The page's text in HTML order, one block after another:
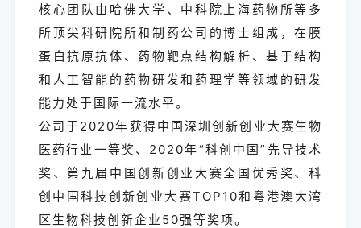
核心团队由哈佛大学、中科院上海药物所等多
所顶尖科研院所和制药公司的博士组成，在膜
蛋白抗原抗体、药物靶点结构解析、基于结构
和人工智能的药物研发和药理学等领域的研发
能力处于国际一流水平。
公司于2020年获得中国深圳创新创业大赛生物
医药行业一等奖、2020年“科创中国”先导技术
奖、第九届中国创新创业大赛全国优秀奖、科
创中国科技创新创业大赛TOP10和粤港澳大湾
区生物科技创新企业50强等奖项。